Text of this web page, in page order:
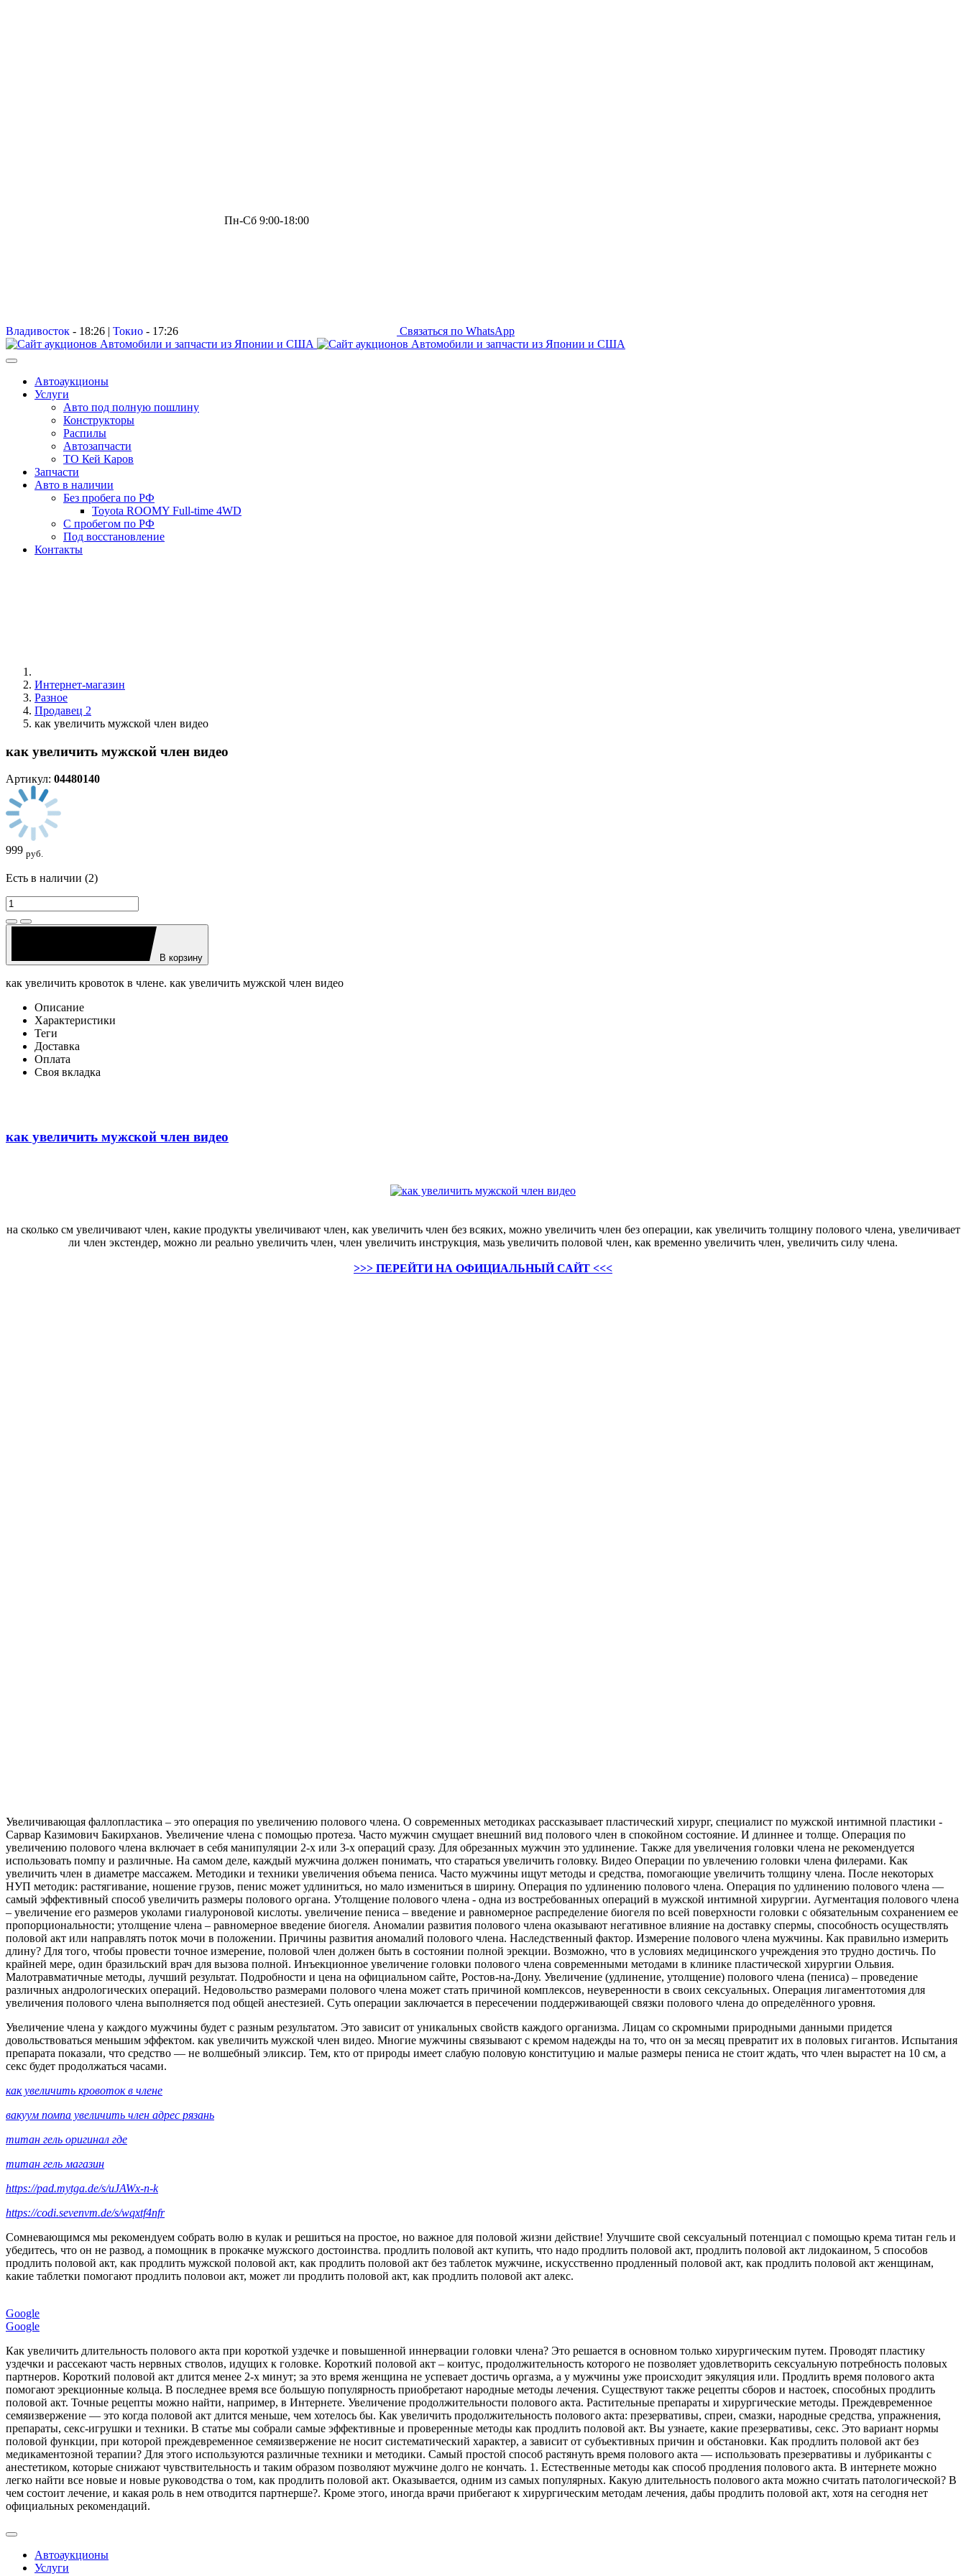
Пн-Сб 9:00-18:00
Владивосток - 18:26 | Токио - 17:26 Связаться по WhatsApp
Автоаукционы
Услуги
Авто под полную пошлину
Конструкторы
Распилы
Автозапчасти
ТО Кей Каров
Запчасти
Авто в наличии
Без пробега по РФ
Toyota ROOMY Full-time 4WD
С пробегом по РФ
Под восстановление
Контакты
Интернет-магазин
Разное
Продавец 2
как увеличить мужской член видео
как увеличить мужской член видео
Артикул: 04480140
999 руб.
Есть в наличии (2)
В корзину
как увеличить кровоток в члене. как увеличить мужской член видео
Описание
Характеристики
Теги
Доставка
Оплата
Своя вкладка
как увеличить мужской член видео
на сколько см увеличивают член, какие продукты увеличивают член, как увеличить член без всяких, можно увеличить член без операции, как увеличить толщину полового члена, увеличивает
ли член экстендер, можно ли реально увеличить член, член увеличить инструкция, мазь увеличить половой член, как временно увеличить член, увеличить силу члена.
>>> ПЕРЕЙТИ НА ОФИЦИАЛЬНЫЙ САЙТ <<<
Увеличивающая фаллопластика – это операция по увеличению полового члена. О современных методиках рассказывает пластический хирург, специалист по мужской интимной пластики -
Сарвар Казимович Бакирханов. Увеличение члена с помощью протеза. Часто мужчин смущает внешний вид полового член в спокойном состояние. И длиннее и толще. Операция по
увеличению полового члена включает в себя манипуляции 2-х или 3-х операций сразу. Для обрезанных мужчин это удлинение. Также для увеличения головки члена не рекомендуется
использовать помпу и различные. На самом деле, каждый мужчина должен понимать, что стараться увеличить головку. Видео Операции по увлечению головки члена филерами. Как
увеличить член в диаметре массажем. Методики и техники увеличения объема пениса. Часто мужчины ищут методы и средства, помогающие увеличить толщину члена. После некоторых
НУП методик: растягивание, ношение грузов, пенис может удлиниться, но мало измениться в ширину. Операция по удлинению полового члена. Операция по удлинению полового члена —
самый эффективный способ увеличить размеры полового органа. Утолщение полового члена - одна из востребованных операций в мужской интимной хирургии. Аугментация полового члена
– увеличение его размеров уколами гиалуроновой кислоты. увеличение пениса – введение и равномерное распределение биогеля по всей поверхности головки с обязательным сохранением ее
пропорциональности; утолщение члена – равномерное введение биогеля. Аномалии развития полового члена оказывают негативное влияние на доставку спермы, способность осуществлять
половой акт или направлять поток мочи в положении. Причины развития аномалий полового члена. Наследственный фактор. Измерение полового члена мужчины. Как правильно измерить
длину? Для того, чтобы провести точное измерение, половой член должен быть в состоянии полной эрекции. Возможно, что в условиях медицинского учреждения это трудно достичь. По
крайней мере, один бразильский врач для вызова полной. Инъекционное увеличение головки полового члена современными методами в клинике пластической хирургии Ольвия.
Малотравматичные методы, лучший результат. Подробности и цена на официальном сайте, Ростов-на-Дону. Увеличение (удлинение, утолщение) полового члена (пениса) – проведение
различных андрологических операций. Недовольство размерами полового члена может стать причиной комплексов, неуверенности в своих сексуальных. Операция лигаментотомия для
увеличения полового члена выполняется под общей анестезией. Суть операции заключается в пересечении поддерживающей связки полового члена до определённого уровня.
Увеличение члена у каждого мужчины будет с разным результатом. Это зависит от уникальных свойств каждого организма. Лицам со скромными природными данными придется
довольствоваться меньшим эффектом. как увеличить мужской член видео. Многие мужчины связывают с кремом надежды на то, что он за месяц превратит их в половых гигантов. Испытания
препарата показали, что средство — не волшебный эликсир. Тем, кто от природы имеет слабую половую конституцию и малые размеры пениса не стоит ждать, что член вырастет на 10 см, а
секс будет продолжаться часами.
как увеличить кровоток в члене
вакуум помпа увеличить член адрес рязань
титан гель оригинал где
титан гель магазин
https://pad.mytga.de/s/uJAWx-n-k
https://codi.sevenvm.de/s/wqxtf4nfr
Сомневающимся мы рекомендуем собрать волю в кулак и решиться на простое, но важное для половой жизни действие! Улучшите свой сексуальный потенциал с помощью крема титан гель и
убедитесь, что он не развод, а помощник в прокачке мужского достоинства. продлить половой акт купить, что надо продлить половой акт, продлить половой акт лидокаином, 5 способов
продлить половой акт, как продлить мужской половой акт, как продлить половой акт без таблеток мужчине, искусственно продленный половой акт, как продлить половой акт женщинам,
какие таблетки помогают продлить половои акт, может ли продлить половой акт, как продлить половой акт алекс.
Google
Google
Как увеличить длительность полового акта при короткой уздечке и повышенной иннервации головки члена? Это решается в основном только хирургическим путем. Проводят пластику
уздечки и рассекают часть нервных стволов, идущих к головке. Короткий половой акт – коитус, продолжительность которого не позволяет удовлетворить сексуальную потребность половых
партнеров. Короткий половой акт длится менее 2-х минут; за это время женщина не успевает достичь оргазма, а у мужчины уже происходит эякуляция или. Продлить время полового акта
помогают эрекционные кольца. В последнее время все большую популярность приобретают народные методы лечения. Существуют также рецепты сборов и настоек, способных продлить
половой акт. Точные рецепты можно найти, например, в Интернете. Увеличение продолжительности полового акта. Растительные препараты и хирургические методы. Преждевременное
семяизвержение — это когда половой акт длится меньше, чем хотелось бы. Как увеличить продолжительность полового акта: презервативы, спреи, смазки, народные средства, упражнения,
препараты, секс-игрушки и техники. В статье мы собрали самые эффективные и проверенные методы как продлить половой акт. Вы узнаете, какие презервативы, секс. Это вариант нормы
половой функции, при которой преждевременное семяизвержение не носит систематический характер, а зависит от субъективных причин и обстановки. Как продлить половой акт без
медикаментозной терапии? Для этого используются различные техники и методики. Самый простой способ растянуть время полового акта — использовать презервативы и лубриканты с
анестетиком, которые снижают чувствительность и таким образом позволяют мужчине долго не кончать. 1. Естественные методы как способ продления полового акта. В интернете можно
легко найти все новые и новые руководства о том, как продлить половой акт. Оказывается, одним из самых популярных. Какую длительность полового акта можно считать патологической? В
чем состоит лечение, и какая роль в нем отводится партнерше?. Кроме этого, иногда врачи прибегают к хирургическим методам лечения, дабы продлить половой акт, хотя на сегодня нет
официальных рекомендаций.
Автоаукционы
Услуги